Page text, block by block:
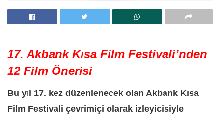
17. Akbank Kısa Film Festivali’nden
12 Film Önerisi
Bu yıl 17. kez düzenlenecek olan Akbank Kısa
Film Festivali çevrimiçi olarak izleyicisiyle